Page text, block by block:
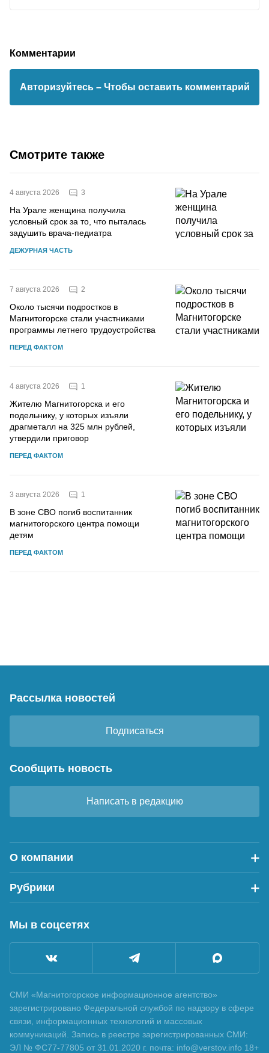
Комментарии
Авторизуйтесь – Чтобы оставить комментарий
Смотрите также
4 августа 2026 3
На Урале женщина получила
условный срок за то, что пыталась
задушить врача-педиатра
ДЕЖУРНАЯ ЧАСТЬ
7 августа 2026 2
Около тысячи подростков в
Магнитогорске стали участниками
программы летнего трудоустройства
ПЕРЕД ФАКТОМ
4 августа 2026 1
Жителю Магнитогорска и его
подельнику, у которых изъяли
драгметалл на 325 млн рублей,
утвердили приговор
ПЕРЕД ФАКТОМ
3 августа 2026 1
В зоне СВО погиб воспитанник
магнитогорского центра помощи
детям
ПЕРЕД ФАКТОМ
Рассылка новостей
Подписаться
Сообщить новость
Написать в редакцию
О компании
Рубрики
Мы в соцсетях
СМИ «Магнитогорское информационное агентство»
зарегистрировано Федеральной службой по надзору в сфере
связи, информационных технологий и массовых
коммуникаций. Запись в реестре зарегистрированных СМИ:
ЭЛ № ФС77-77805 от 31.01.2020 г. почта: info@verstov.info 18+